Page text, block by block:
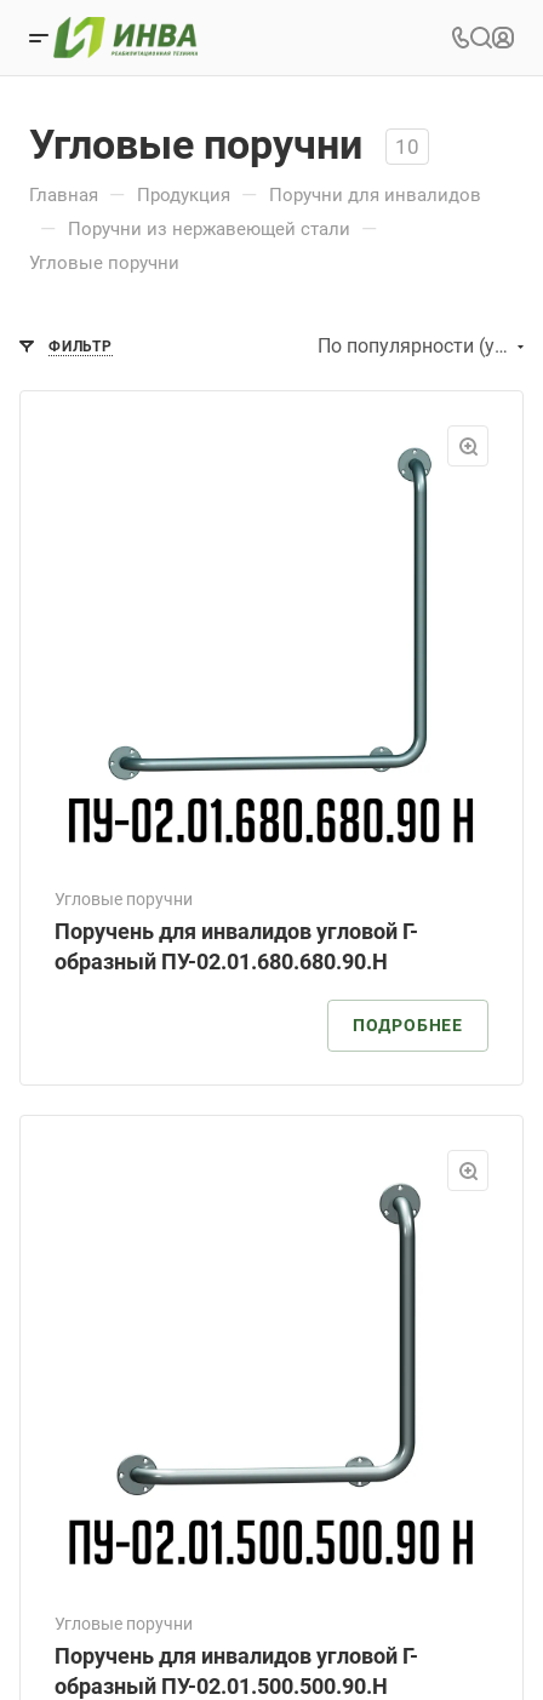
Угловые поручни 10
Главная — Продукция — Поручни для инвалидов
— Поручни из нержавеющей стали —
Угловые поручни
ФИЛЬТР По популярности (убывание)
Угловые поручни
Поручень для инвалидов угловой Г-
образный ПУ-02.01.680.680.90.Н
ПОДРОБНЕЕ
Угловые поручни
Поручень для инвалидов угловой Г-
образный ПУ-02.01.500.500.90.Н